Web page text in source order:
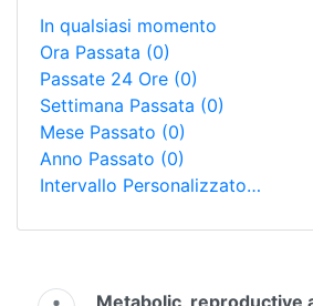
In qualsiasi momento
Ora Passata (0)
Passate 24 Ore (0)
Settimana Passata (0)
Mese Passato (0)
Anno Passato (0)
Intervallo Personalizzato…
Ricerca
Metabolic, reproductive